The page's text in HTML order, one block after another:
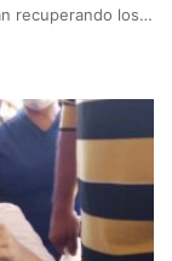
recuperando los…